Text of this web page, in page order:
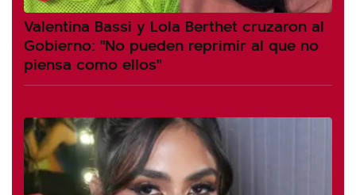
Valentina Bassi y Lola Berthet cruzaron al
Gobierno: "No pueden reprimir al que no
piensa como ellos"